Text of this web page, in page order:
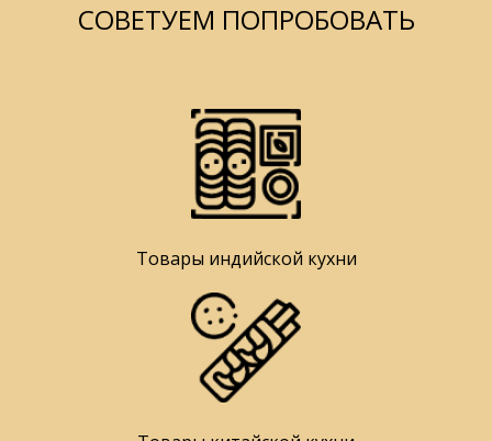
СОВЕТУЕМ ПОПРОБОВАТЬ
Товары индийской кухни